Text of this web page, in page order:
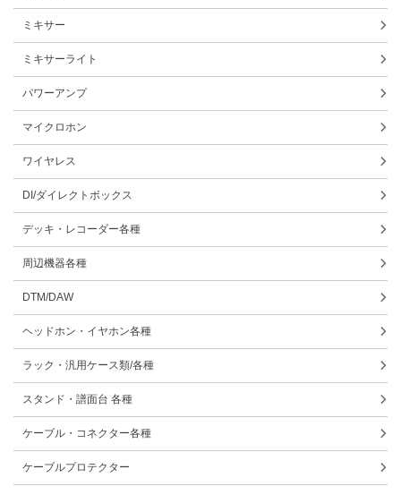
ミキサー
ミキサーライト
パワーアンプ
マイクロホン
ワイヤレス
DI/ダイレクトボックス
デッキ・レコーダー各種
周辺機器各種
DTM/DAW
ヘッドホン・イヤホン各種
ラック・汎用ケース類/各種
スタンド・譜面台 各種
ケーブル・コネクター各種
ケーブルプロテクター